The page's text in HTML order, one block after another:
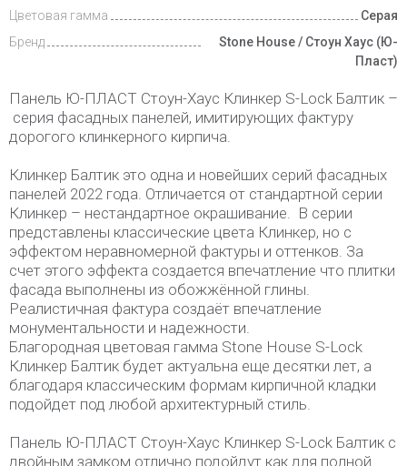
Цветовая гамма
Серая
Бренд
Stone House / Стоун Хаус (Ю-
Пласт)
Панель Ю-ПЛАСТ Стоун-Хаус Клинкер S-Lock Балтик –
серия фасадных панелей, имитирующих фактуру
дорогого клинкерного кирпича.
Клинкер Балтик это одна и новейших серий фасадных
панелей 2022 года. Отличается от стандартной серии
Клинкер – нестандартное окрашивание. В серии
представлены классические цвета Клинкер, но с
эффектом неравномерной фактуры и оттенков. За
счет этого эффекта создается впечатление что плитки
фасада выполнены из обожжённой глины.
Реалистичная фактура создаёт впечатление
монументальности и надежности.
Благородная цветовая гамма Stone House S-Lock
Клинкер Балтик будет актуальна еще десятки лет, а
благодаря классическим формам кирпичной кладки
подойдет под любой архитектурный стиль.
Панель Ю-ПЛАСТ Стоун-Хаус Клинкер S-Lock Балтик с
двойным замком отлично подойдут как для полной